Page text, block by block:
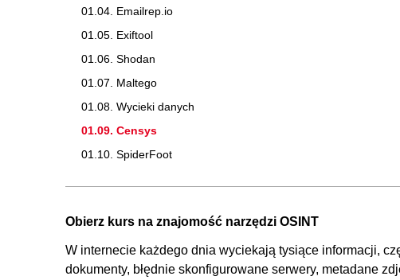
01.04. Emailrep.io
01.05. Exiftool
01.06. Shodan
01.07. Maltego
01.08. Wycieki danych
01.09. Censys
01.10. SpiderFoot
Obierz kurs na znajomość narzędzi OSINT
W internecie każdego dnia wyciekają tysiące informacji,
dokumenty, błędnie skonfigurowane serwery, metadane